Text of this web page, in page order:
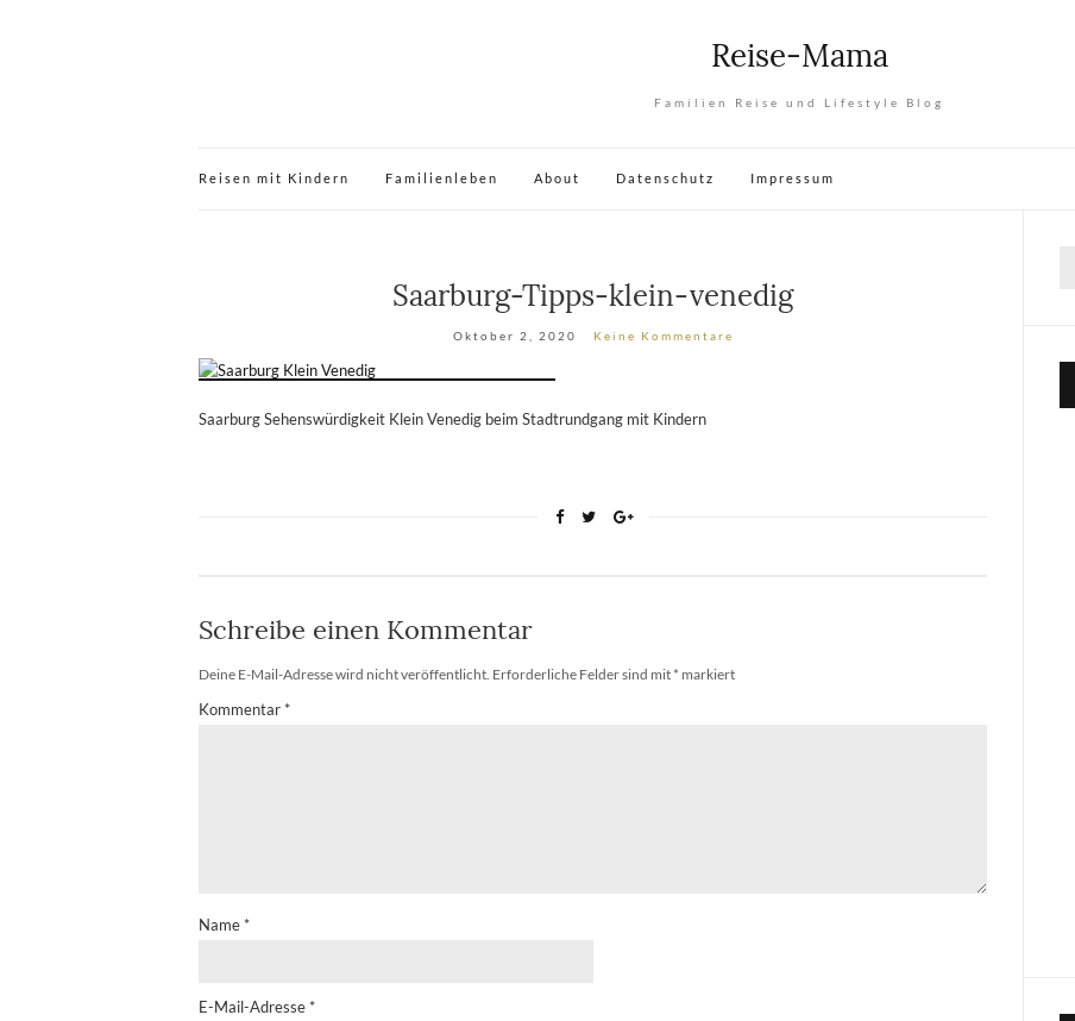
Reise-Mama
Familien Reise und Lifestyle Blog
Reisen mit Kindern Familienleben About Datenschutz Impressum
Saarburg-Tipps-klein-venedig
Oktober 2, 2020 Keine Kommentare
Saarburg Sehenswürdigkeit Klein Venedig beim Stadtrundgang mit Kindern
Schreibe einen Kommentar
Deine E-Mail-Adresse wird nicht veröffentlicht. Erforderliche Felder sind mit * markiert
Kommentar *
Name *
E-Mail-Adresse *